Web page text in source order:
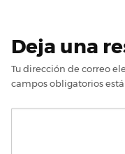
Deja una
Tu dirección de correo
campos obligatorios